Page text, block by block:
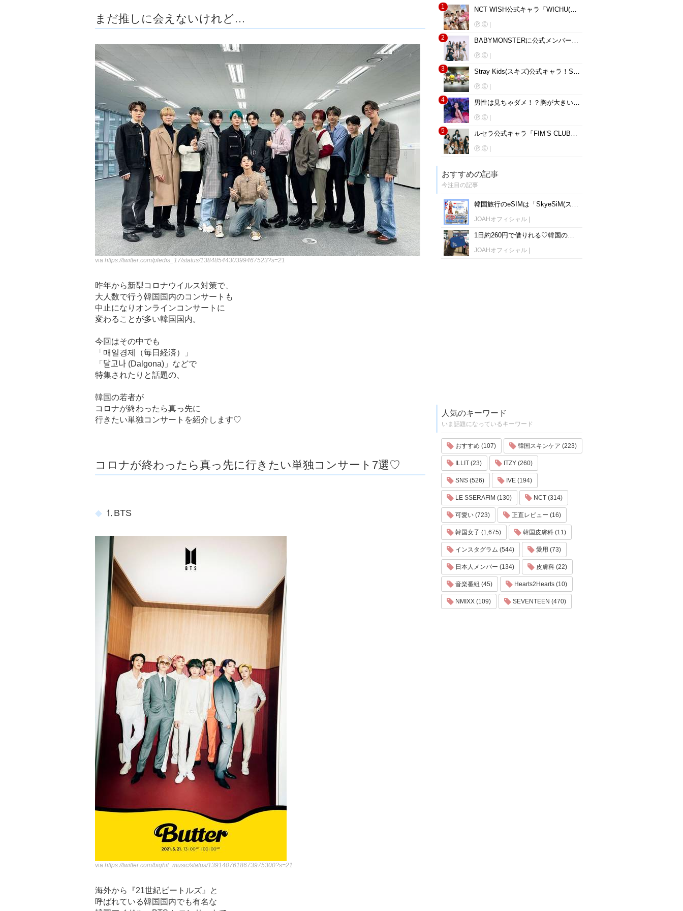
ア
まだ推しに会えないけれど…
via https://twitter.com/pledis_17/status/1384854430399467523?s=21
昨年から新型コロナウイルス対策で、
大人数で行う韓国国内のコンサートも
中止になりオンラインコンサートに
変わることが多い韓国国内。
今回はその中でも
「매일경제（毎日経済）」
「달고나 (Dalgona)」などで
特集されたりと話題の、
韓国の若者が
コロナが終わったら真っ先に
行きたい単独コンサートを紹介します♡
コロナが終わったら真っ先に行きたい単独コンサート7選♡
⒈BTS
via https://twitter.com/bighit_music/status/1391407618673975300?s=21
海外から『21世紀ビートルズ』と
呼ばれている韓国国内でも有名な
1 NCT WISH公式キャラ「WICHU(ウィチュ)」！名前、読み方、動物を大公開♡
Ⓟ.Ⓔ|
2
BABYMONSTERに公式メンバーカラーはある？メンバー別に紹介♡
Ⓟ.Ⓔ|
3
Stray Kids(スキズ)公式キャラ！SKZOOの名前、読み方、動物を大公開♡
Ⓟ.Ⓔ|
4
男性は見ちゃダメ！？胸が大きいと話題の韓国女性アイドル15人を紹介♡
Ⓟ.Ⓔ|
5
ルセラ公式キャラ「FIM’S CLUB」！名前、読み方、動物を大公開♡
Ⓟ.Ⓔ|
おすすめの記事
今注目の記事
韓国旅行のeSIMは「SkyeSiM(スカイイーシム)」！1日単位で最安値380円から利用可能！
JOAHオフィシャル|
1日約260円で借りれる♡韓国のWiFiレンタルおすすめ「WiFi弁当(WiFi Dosirak)」
JOAHオフィシャル|
人気のキーワード
いま話題になっているキーワード
おすすめ (107) 韓国スキンケア (223)
ILLIT (23) ITZY (260)
SNS (526) IVE (194)
LE SSERAFIM (130) NCT (314)
可愛い (723) 正直レビュー (16)
韓国女子 (1,675) 韓国皮膚科 (11)
インスタグラム (544) 愛用 (73)
日本人メンバー (134) 皮膚科 (22)
音楽番組 (45) Hearts2Hearts (10)
NMIXX (109) SEVENTEEN (470)